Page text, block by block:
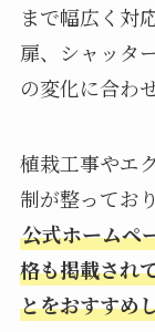
まで幅広く対
扉、シャッタ
の変化に合わ
植栽工事やエ
制が整ってお
公式ホームペ
格も掲載され
とをおすすめ